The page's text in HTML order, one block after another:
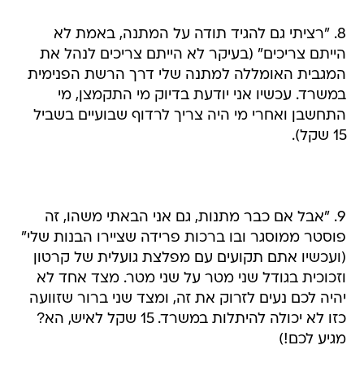
8. "רציתי גם להגיד תודה על המתנה, באמת לא
הייתם צריכים" (בעיקר לא הייתם צריכים לנהל את
המגבית האומללה למתנה שלי דרך הרשת הפנימית
במשרד. עכשיו אני יודעת בדיוק מי התקמצן, מי
התחשבן ואחרי מי היה צריך לרדוף שבועיים בשביל
15 שקל).
9. "אבל אם כבר מתנות, גם אני הבאתי משהו, זה
פוסטר ממוסגר ובו ברכות פרידה שציירו הבנות שלי"
(ועכשיו אתם תקועים עם מפלצת גועלית של קרטון
וזכוכית בגודל שני מטר על שני מטר. מצד אחד לא
יהיה לכם נעים לזרוק את זה, ומצד שני ברור שזוועה
כזו לא יכולה להיתלות במשרד. 15 שקל לאיש, הא?
מגיע לכם!)